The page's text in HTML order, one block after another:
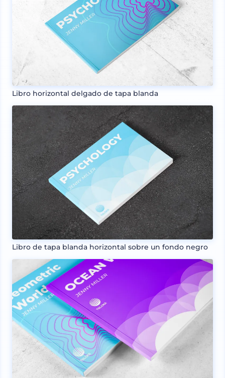
Libro horizontal delgado de tapa blanda
Libro de tapa blanda horizontal sobre un fondo negro